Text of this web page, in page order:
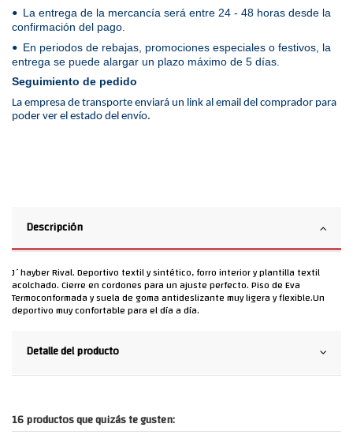
• La entrega de la mercancía será entre 24 - 48 horas desde la
confirmación del pago.
• En periodos de rebajas, promociones especiales o festivos, la
entrega se puede alargar un plazo máximo de 5 días.
Seguimiento de pedido
La empresa de transporte enviará un link al email del comprador para
poder ver el estado del envío.
Descripción
J´hayber Rival. Deportivo textil y sintético, forro interior y plantilla textil
acolchado. Cierre en cordones para un ajuste perfecto. Piso de Eva
Termoconformada y suela de goma antideslizante muy ligera y flexible.Un
deportivo muy confortable para el día a día.
Detalle del producto
16 productos que quizás te gusten: